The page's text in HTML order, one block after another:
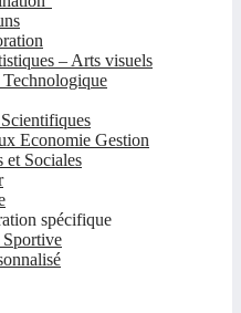
– Arts visuels
Economie Gestion
et Sociales
spécifique
Sportive